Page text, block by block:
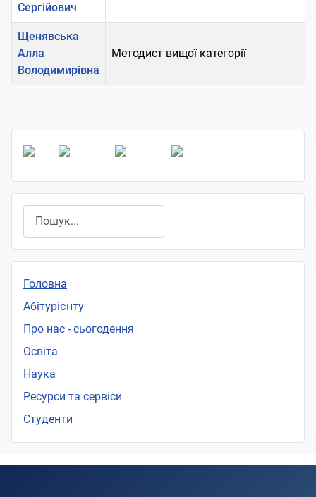
Сергійович
Щенявська
Алла
Володимирівна
Методист вищої категорії
Головна
Абітурієнту
Про нас - сьогодення
Освіта
Наука
Ресурси та сервіси
Студенти